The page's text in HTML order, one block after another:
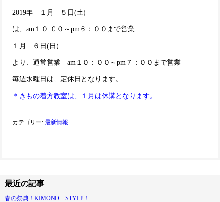
2019年 １月 ５日(土)
は、 am１０:００～pm６：００まで営業
１月 ６日(日）
より、通常営業 am１０：００～pm７：００まで営業
毎週水曜日は、定休日となります。
＊ きもの着方教室は、１月は休講となります。
カテゴリー: 最新情報
最近の記事
春の祭典！KIMONO STYLE！